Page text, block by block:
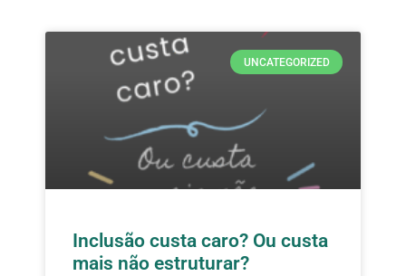
UNCATEGORIZED
Inclusão custa caro? Ou custa
mais não estruturar?